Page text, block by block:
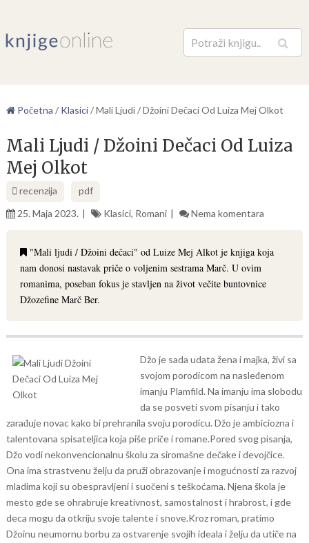
Pretraga
Početna / Klasici/Mali Ljudi / Džoini Dečaci Od Luiza Mej Olkot
Mali Ljudi / Džoini Dečaci Od Luiza
Mej Olkot
recenzija
pdf
25. Maja 2023.
Klasici, Romani Nema komentara
"Mali ljudi / Džoini dečaci" od Luize Mej Alkot je knjiga koja
nam donosi nastavak priče o voljenim sestrama Marč. U ovim
romanima, poseban fokus je stavljen na život večite buntovnice
Džozefine Marč Ber.
Džo je sada udata žena i majka, živi sa
svojom porodicom na nasleđenom
imanju Plamfild. Na imanju ima slobodu
da se posveti svom pisanju i tako
zarađuje novac kako bi prehranila svoju porodicu. Džo je ambiciozna i
talentovana spisateljica koja piše priče i romane.Pored svog pisanja,
Džo vodi nekonvencionalnu školu za siromašne dečake i devojčice.
Ona ima strastvenu želju da pruži obrazovanje i mogućnosti za razvoj
mladima koji su obespravljeni i suočeni s teškoćama. Njena škola je
mesto gde se ohrabruje kreativnost, samostalnost i hrabrost, i gde
deca mogu da otkriju svoje talente i snove.Kroz roman, pratimo
Džoinu neumornu borbu za ostvarenje svojih ideala i želju da utiče na